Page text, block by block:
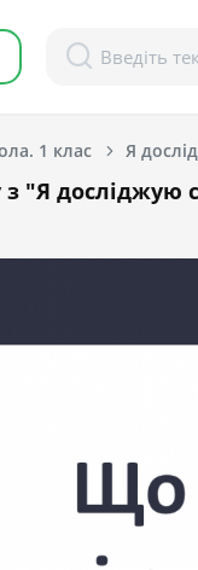
1 клас Я
"Я досліджую